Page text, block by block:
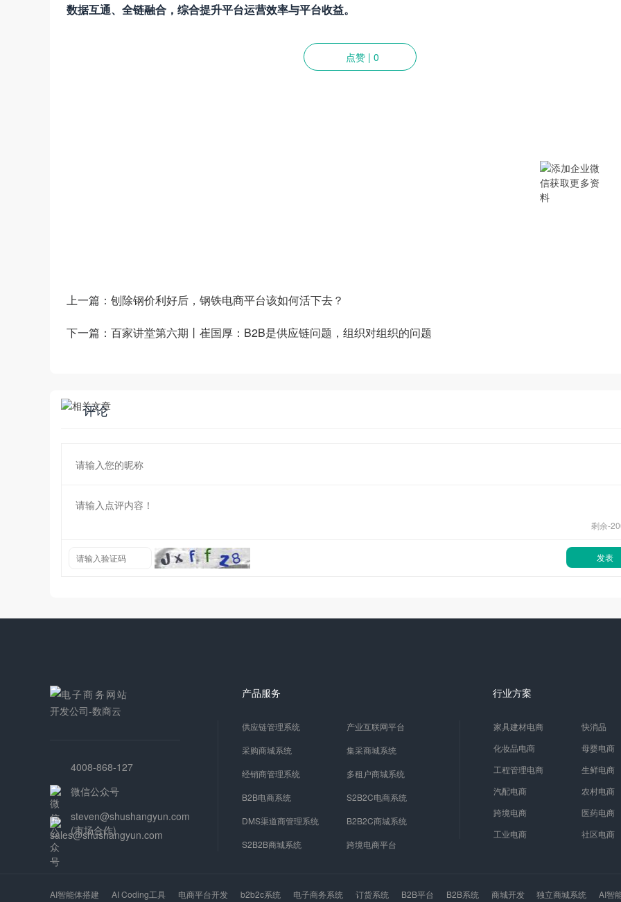
数据互通、全链融合，综合提升平台运营效率与平台收益。
点赞 | 0
上一篇： 刨除钢价利好后，钢铁电商平台该如何活下去？
下一篇： 百家讲堂第六期丨崔国厚：B2B是供应链问题，组织对组织的问题
评论
剩余-
发表
4008-868-127
微信公众号
steven@shushangyun.com
(市场合作)
产品服务
供应链管理系统
产业互联网平台
采购商城系统
集采商城系统
经销商管理系统
多租户商城系统
B2B电商系统
S2B2C电商系统
DMS渠道商管理系统
B2B2C商城系统
S2B2B商城系统
跨境电商平台
行业方案
家具建材电商
快消品
化妆品电商
母婴电商
工程管理电商
生鲜电商
汽配电商
农村电商
跨境电商
医药电商
工业电商
社区电商
AI智能体搭建 AI Coding工具 电商平台开发 b2b2c系统 电子商务系统 订货系统 B2B平台 B2B系统 商城开发 独立商城系统 AI智